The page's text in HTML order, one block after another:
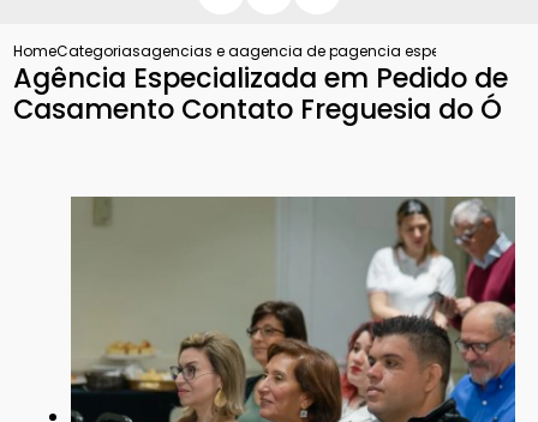
HomeCategoriasagencias e assessoria para pedido de casamento
agencia de pedido de casamento
agencia especializada
Agência Especializada em Pedido de
Casamento Contato Freguesia do Ó